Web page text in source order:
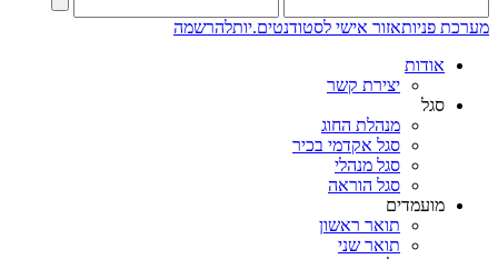
מערכת פניותאזור אישי לסטודנטים.יותלהרשמה
אודות
יצירת קשר
סגל
מנהלת החוג
סגל אקדמי בכיר
סגל מנהלי
סגל הוראה
מועמדים
תואר ראשון
תואר שני